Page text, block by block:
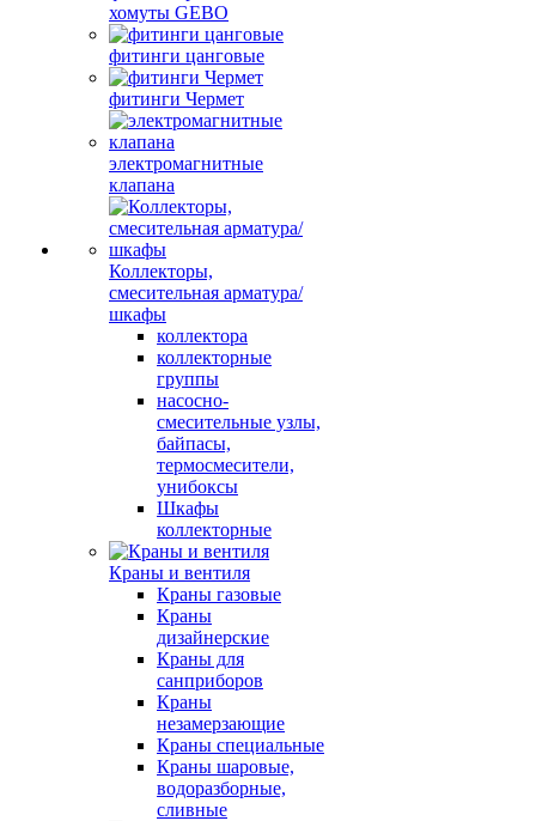
хомуты GEBO
фитинги цанговые
фитинги Чермет
электромагнитные
клапана
Коллекторы,
смесительная арматура/
шкафы
коллектора
коллекторные
группы
насосно-
смесительные узлы,
байпасы,
термосмесители,
унибоксы
Шкафы
коллекторные
Краны и вентиля
Краны газовые
Краны
дизайнерские
Краны для
санприборов
Краны
незамерзающие
Краны специальные
Краны шаровые,
водоразборные,
сливные